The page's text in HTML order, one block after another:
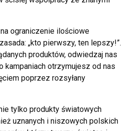
ograniczenie ilościowe
„kto pierwszy, ten lepszy!”.
produktów, odwiedzaj nas
kampaniach otrzymujesz od nas
poprzez rozsyłany
tylko produkty światowych
uznanych i niszowych polskich